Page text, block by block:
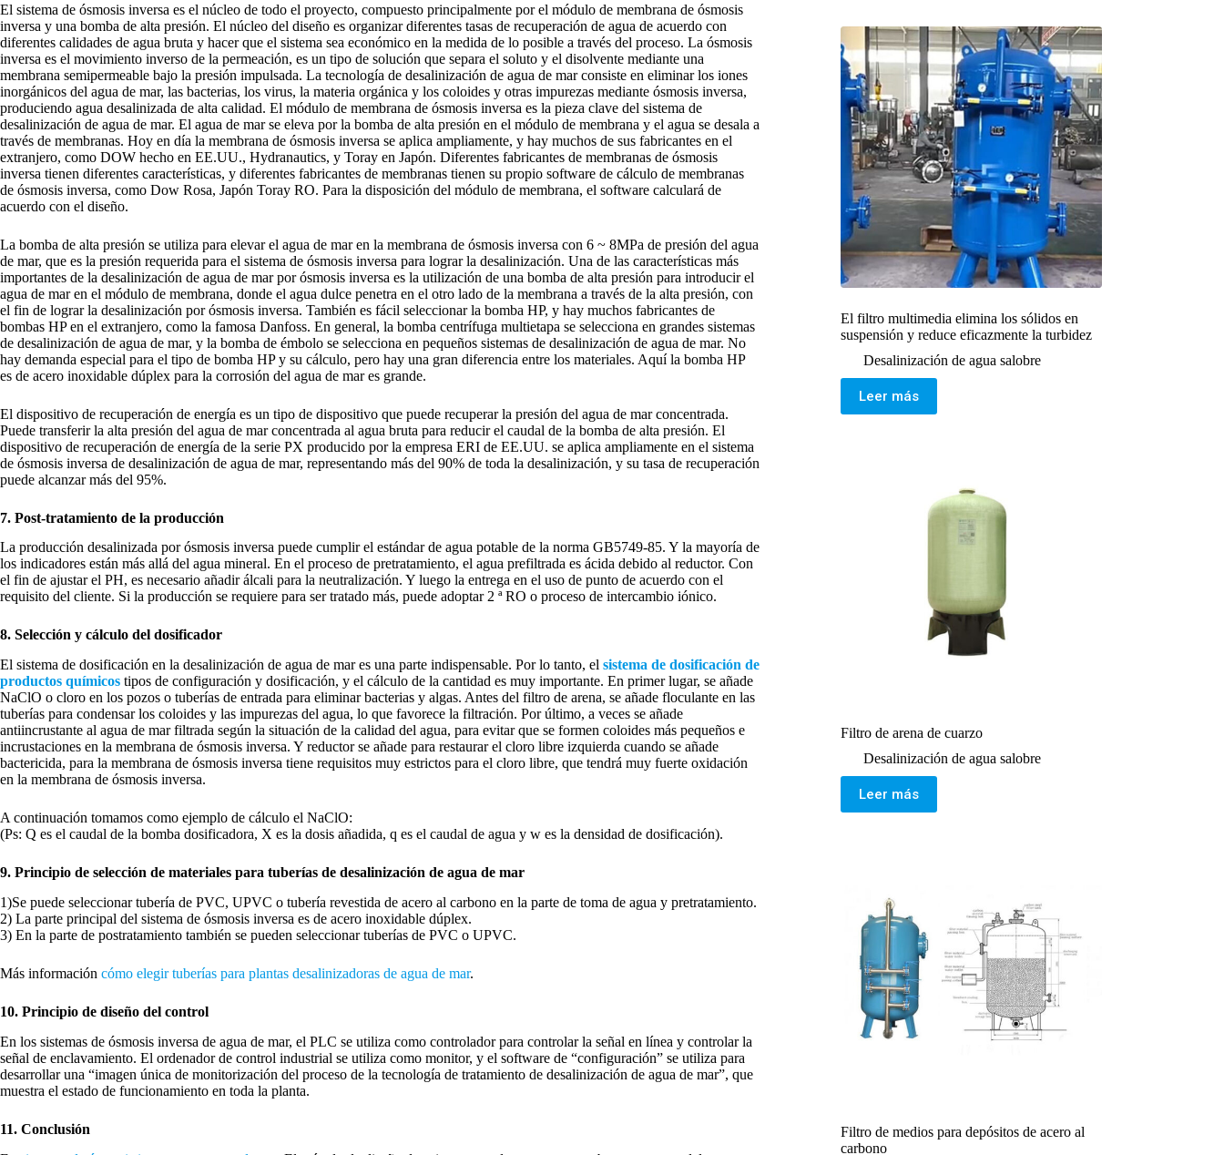
El sistema de ósmosis inversa es el núcleo de todo el proyecto, compuesto principalmente por el módulo de membrana de ósmosis
inversa y una bomba de alta presión. El núcleo del diseño es organizar diferentes tasas de recuperación de agua de acuerdo con
diferentes calidades de agua bruta y hacer que el sistema sea económico en la medida de lo posible a través del proceso. La ósmosis
inversa es el movimiento inverso de la permeación, es un tipo de solución que separa el soluto y el disolvente mediante una
membrana semipermeable bajo la presión impulsada. La tecnología de desalinización de agua de mar consiste en eliminar los iones
inorgánicos del agua de mar, las bacterias, los virus, la materia orgánica y los coloides y otras impurezas mediante ósmosis inversa,
produciendo agua desalinizada de alta calidad. El módulo de membrana de ósmosis inversa es la pieza clave del sistema de
desalinización de agua de mar. El agua de mar se eleva por la bomba de alta presión en el módulo de membrana y el agua se desala a
través de membranas. Hoy en día la membrana de ósmosis inversa se aplica ampliamente, y hay muchos de sus fabricantes en el
extranjero, como DOW hecho en EE.UU., Hydranautics, y Toray en Japón. Diferentes fabricantes de membranas de ósmosis
inversa tienen diferentes características, y diferentes fabricantes de membranas tienen su propio software de cálculo de membranas
de ósmosis inversa, como Dow Rosa, Japón Toray RO. Para la disposición del módulo de membrana, el software calculará de
acuerdo con el diseño.
La bomba de alta presión se utiliza para elevar el agua de mar en la membrana de ósmosis inversa con 6 ~ 8MPa de presión del agua
de mar, que es la presión requerida para el sistema de ósmosis inversa para lograr la desalinización. Una de las características más
importantes de la desalinización de agua de mar por ósmosis inversa es la utilización de una bomba de alta presión para introducir el
agua de mar en el módulo de membrana, donde el agua dulce penetra en el otro lado de la membrana a través de la alta presión, con
el fin de lograr la desalinización por ósmosis inversa. También es fácil seleccionar la bomba HP, y hay muchos fabricantes de
bombas HP en el extranjero, como la famosa Danfoss. En general, la bomba centrífuga multietapa se selecciona en grandes sistemas
de desalinización de agua de mar, y la bomba de émbolo se selecciona en pequeños sistemas de desalinización de agua de mar. No
hay demanda especial para el tipo de bomba HP y su cálculo, pero hay una gran diferencia entre los materiales. Aquí la bomba HP
es de acero inoxidable dúplex para la corrosión del agua de mar es grande.
El dispositivo de recuperación de energía es un tipo de dispositivo que puede recuperar la presión del agua de mar concentrada.
Puede transferir la alta presión del agua de mar concentrada al agua bruta para reducir el caudal de la bomba de alta presión. El
dispositivo de recuperación de energía de la serie PX producido por la empresa ERI de EE.UU. se aplica ampliamente en el sistema
de ósmosis inversa de desalinización de agua de mar, representando más del 90% de toda la desalinización, y su tasa de recuperación
puede alcanzar más del 95%.
7. Post-tratamiento de la producción
La producción desalinizada por ósmosis inversa puede cumplir el estándar de agua potable de la norma GB5749-85. Y la mayoría de
los indicadores están más allá del agua mineral. En el proceso de pretratamiento, el agua prefiltrada es ácida debido al reductor. Con
el fin de ajustar el PH, es necesario añadir álcali para la neutralización. Y luego la entrega en el uso de punto de acuerdo con el
requisito del cliente. Si la producción se requiere para ser tratado más, puede adoptar 2 ª RO o proceso de intercambio iónico.
8. Selección y cálculo del dosificador
El sistema de dosificación en la desalinización de agua de mar es una parte indispensable. Por lo tanto, el sistema de dosificación de
productos químicos tipos de configuración y dosificación, y el cálculo de la cantidad es muy importante. En primer lugar, se añade
NaClO o cloro en los pozos o tuberías de entrada para eliminar bacterias y algas. Antes del filtro de arena, se añade floculante en las
tuberías para condensar los coloides y las impurezas del agua, lo que favorece la filtración. Por último, a veces se añade
antiincrustante al agua de mar filtrada según la situación de la calidad del agua, para evitar que se formen coloides más pequeños e
incrustaciones en la membrana de ósmosis inversa. Y reductor se añade para restaurar el cloro libre izquierda cuando se añade
bactericida, para la membrana de ósmosis inversa tiene requisitos muy estrictos para el cloro libre, que tendrá muy fuerte oxidación
en la membrana de ósmosis inversa.
A continuación tomamos como ejemplo de cálculo el NaClO:
(Ps: Q es el caudal de la bomba dosificadora, X es la dosis añadida, q es el caudal de agua y w es la densidad de dosificación).
9. Principio de selección de materiales para tuberías de desalinización de agua de mar
1)Se puede seleccionar tubería de PVC, UPVC o tubería revestida de acero al carbono en la parte de toma de agua y pretratamiento.
2) La parte principal del sistema de ósmosis inversa es de acero inoxidable dúplex.
3) En la parte de postratamiento también se pueden seleccionar tuberías de PVC o UPVC.
Más información cómo elegir tuberías para plantas desalinizadoras de agua de mar.
10. Principio de diseño del control
En los sistemas de ósmosis inversa de agua de mar, el PLC se utiliza como controlador para controlar la señal en línea y controlar la
señal de enclavamiento. El ordenador de control industrial se utiliza como monitor, y el software de “configuración” se utiliza para
desarrollar una “imagen única de monitorización del proceso de la tecnología de tratamiento de desalinización de agua de mar”, que
muestra el estado de funcionamiento en toda la planta.
11. Conclusión
El filtro multimedia elimina los sólidos en
suspensión y reduce eficazmente la turbidez
Desalinización de agua salobre
Leer más
Filtro de arena de cuarzo
Desalinización de agua salobre
Leer más
Filtro de medios para depósitos de acero al
carbono